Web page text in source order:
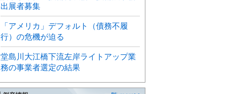
出展者募集
「アメリカ」デフォルト（債務不履
行）の危機が迫る
堂島川大江橋下流左岸ライトアップ業
務の事業者選定の結果